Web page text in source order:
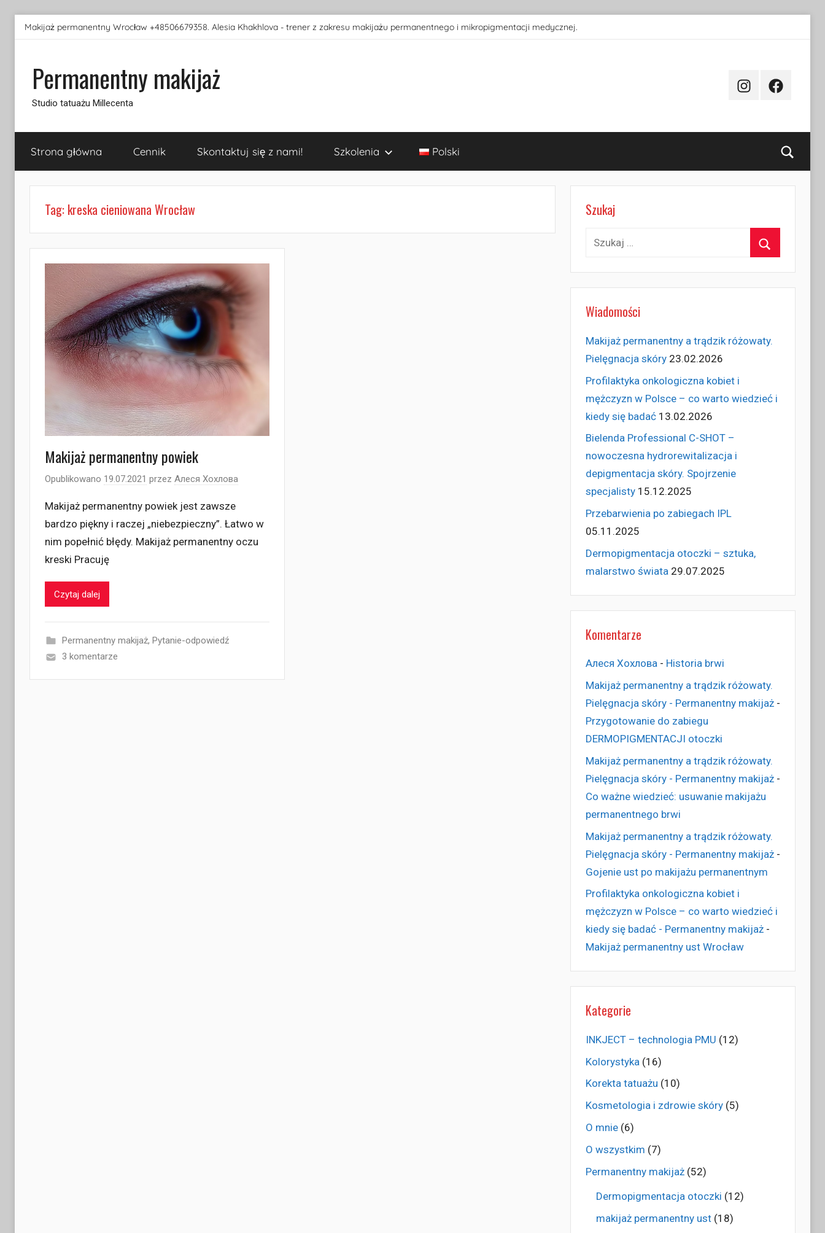
Przejdź
Makijaż permanentny Wrocław +48506679358. Alesia Khakhlova - trener z zakresu makijażu permanentnego i mikropigmentacji medycznej.
Permanentny makijaż
Studio tatuażu Millecenta
InstagramFacebook
Strona główna Cennik Skontaktuj się z nami! Szkolenia Polski
Tag: kreska cieniowana Wrocław
Makijaż permanentny powiek
Opublikowano 19.07.2021 przez Алеся Хохлова
Makijaż permanentny powiek jest zawsze
bardzo piękny i raczej „niebezpieczny”. Łatwo w
nim popełnić błędy. Makijaż permanentny oczu
kreski Pracuję
Czytaj dalej
Permanentny makijaż, Pytanie-odpowiedź
3 komentarze
Szukaj
Szukaj:
Wiadomości
Makijaż permanentny a trądzik różowaty.
Pielęgnacja skóry 23.02.2026
Profilaktyka onkologiczna kobiet i
mężczyzn w Polsce – co warto wiedzieć i
kiedy się badać 13.02.2026
Bielenda Professional C-SHOT –
nowoczesna hydrorewitalizacja i
depigmentacja skóry. Spojrzenie
specjalisty 15.12.2025
Przebarwienia po zabiegach IPL
05.11.2025
Dermopigmentacja otoczki – sztuka,
malarstwo świata 29.07.2025
Komentarze
Алеся Хохлова- Historia brwi
Makijaż permanentny a trądzik różowaty.
Pielęgnacja skóry - Permanentny makijaż-
Przygotowanie do zabiegu
DERMOPIGMENTACJI otoczki
Makijaż permanentny a trądzik różowaty.
Pielęgnacja skóry - Permanentny makijaż-
Co ważne wiedzieć: usuwanie makijażu
permanentnego brwi
Makijaż permanentny a trądzik różowaty.
Pielęgnacja skóry - Permanentny makijaż-
Gojenie ust po makijażu permanentnym
Profilaktyka onkologiczna kobiet i
mężczyzn w Polsce – co warto wiedzieć i
kiedy się badać - Permanentny makijaż-
Makijaż permanentny ust Wrocław
Kategorie
INKJECT – technologia PMU (12)
Kolorystyka (16)
Korekta tatuażu (10)
Kosmetologia i zdrowie skóry(5)
O mnie(6)
O wszystkim (7)
Permanentny makijaż(52)
Dermopigmentacja otoczki (12)
makijaż permanentny ust(18)